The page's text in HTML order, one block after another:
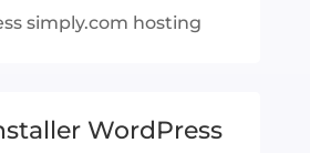
WordPress